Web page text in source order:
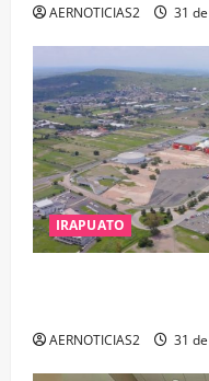
AERNOTICIAS2 31
IRAPUATO
AERNOTICIAS2 31